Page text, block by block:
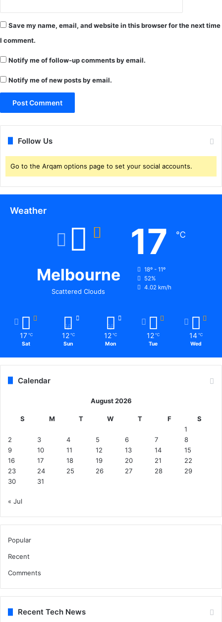
रा
न
ई
नो
खी
शि
का
.
0
सा
ल
प
ह
हुं
प
.
Save my name, email, and website in this browser for the next time
I comment.
Notify me of follow-up comments by email.
Notify me of new posts by email.
Follow Us
Go to the Arqam options page to set your social accounts.
Weather
Melbourne
Scattered Clouds
17 ℃
18º - 11º
52%
4.02 km/h
17 ℃
Sat
12 ℃
Sun
12 ℃
Mon
12 ℃
Tue
14 ℃
Wed
Calendar
August 2026
S M T W T F
S
1
2
3 4 5 6 7
8
9
10 11 12 13 14
15
16
17 18 19 20 21
22
23
24 25 26 27 28
29
30
31
« Jul
Popular
Recent
Comments
Recent Tech News